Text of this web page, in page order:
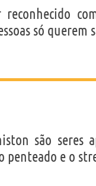
só querem
são seres
e o